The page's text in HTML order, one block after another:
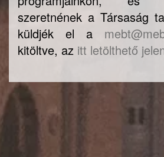
szeretnének a Társaság
küldjék el a
kitöltve, az itt letölthető